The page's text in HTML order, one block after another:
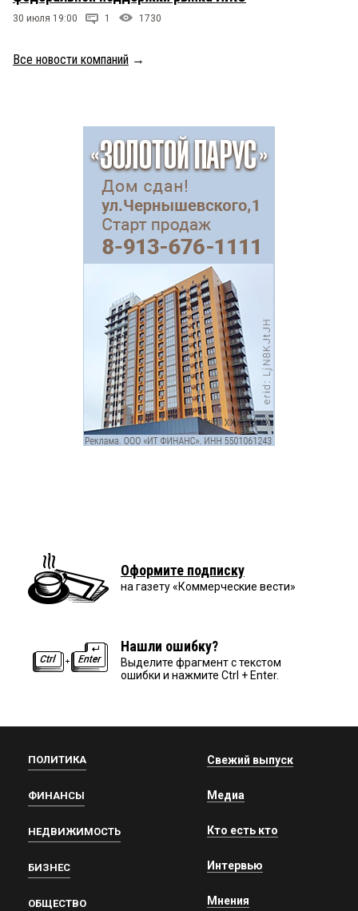
30 июля 19:00 1 1730
Все новости компаний →
Оформите подписку
на газету «Коммерческие вести»
Нашли ошибку?
Выделите фрагмент с текстом
ошибки и нажмите Ctrl + Enter.
ПОЛИТИКА
ФИНАНСЫ
НЕДВИЖИМОСТЬ
БИЗНЕС
ОБЩЕСТВО
Свежий выпуск
Медиа
Кто есть кто
Интервью
Мнения